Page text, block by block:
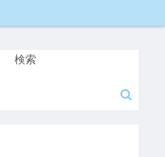
検索